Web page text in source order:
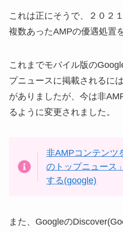
これは正にそうで、２０２
複数あったAMPの優遇処置
これまでモバイル版の
プニュースに掲載されるに
がありましたが、今は非
るように変更されました。
非AMPコンテンツ
のトップニュース
する(google)
また、Googleの